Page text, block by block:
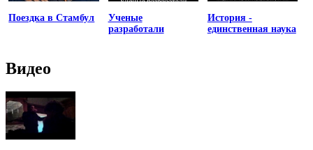
Поездка в Стамбул
Ученые
разработали
История -
единственная наука
Видео